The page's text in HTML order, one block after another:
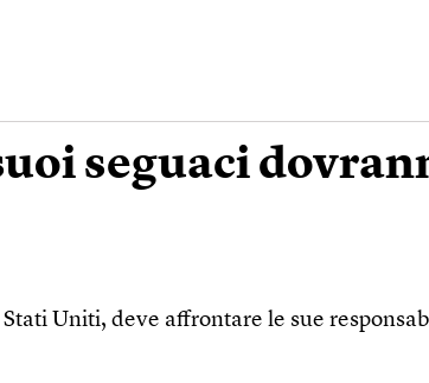
seguaci
Uniti, deve affrontare le sue